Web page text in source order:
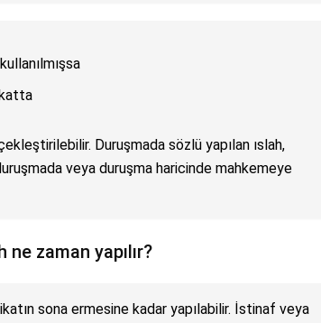
Duruşmada sözlü yapılan ıslah,
veya duruşma haricinde mahkemeye
zaman yapılır?
sona ermesine kadar yapılabilir. İstinaf veya